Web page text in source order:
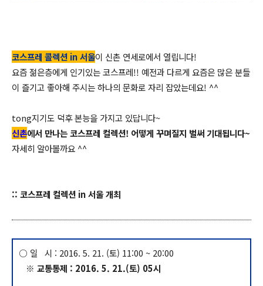
코스프레 콜렉션 in 서울이 신촌 연세로에서 열립니다!
요즘 젊은층에게 인기있는 코스프레!! 예전과 다르게 요즘은 많은 분들
이 즐기고 좋아해 주시는 하나의 문화로 자리 잡았는데요! ^^
tong지기도 덕후 본능을 가지고 있답니다~
신촌에서 만나는 코스프레 컬렉션! 어떻게 꾸며질지 벌써 기대됩니다~
자세히 알아볼까요 ^^
:: 코스프레 컬렉션 in 서울 개최
○ 일 시 : 2016. 5. 21. (토) 11:00 ~ 20:00
※ 교통통제 : 2016. 5. 21.(토) 05시